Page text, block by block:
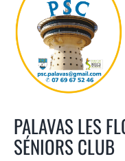
PALAVAS LES
SÉNIORS CLUB